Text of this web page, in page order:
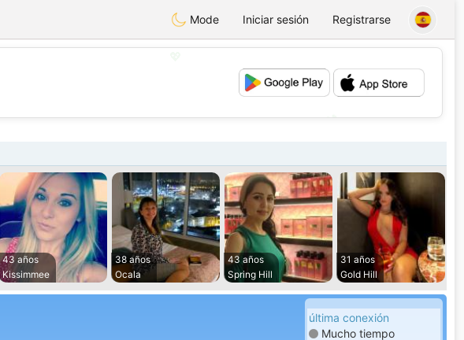
Mode Iniciar sesión Registrarse
43 años
Kissimmee
38 años
Ocala
43 años
Spring Hill
31 años
Gold Hill
última conexión
Mucho tiempo